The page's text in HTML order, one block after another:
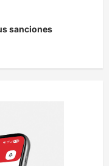
sanciones